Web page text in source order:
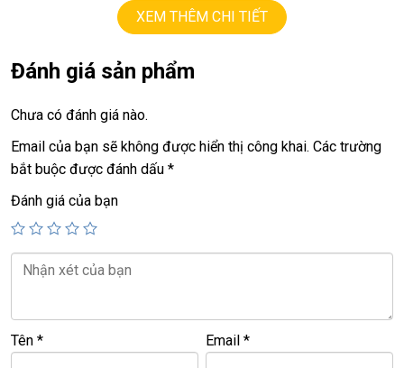
i7 – 1165G7,tốc độ8X2.8G, turbo lên 4.7G (8cpus)
+ lcd13,3in IPS Full HD 1080,
+USB type C, usb 3.0, webcam, finger ID
+ Pin 7h-8h.
+ phím chiclet, có đèn bàn phím.
Giá : 23.9tr.
ĐT: 0939.008.008
Face. Viber. Zalo :0938.078.389
XEM THÊM CHI TIẾT
Đánh giá sản phẩm
Chưa có đánh giá nào.
Email của bạn sẽ không được hiển thị công khai. Các trường
bắt buộc được đánh dấu *
Đánh giá của bạn
Tên * Email*